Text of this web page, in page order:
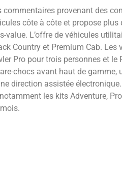
commentaires provenant des
côte à côte et propose
value. L’offre de véhicules
Country et Premium Cab.
Pro pour trois personnes et
chocs avant haut de
direction assistée
les kits Adventure,